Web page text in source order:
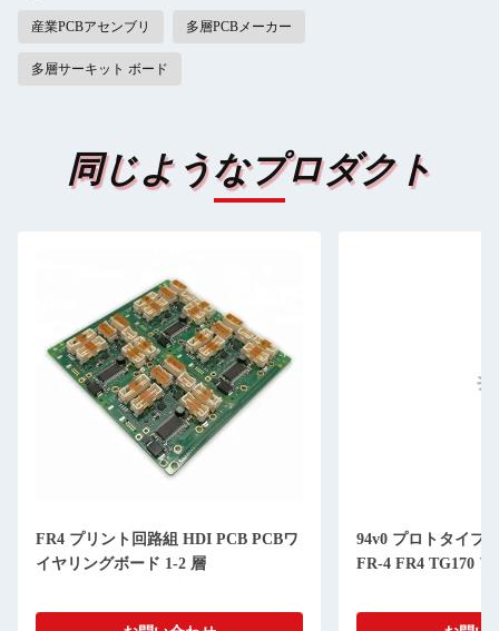
産業PCBアセンブリ 多層PCBメーカー
多層サーキット ボード
同じようなプロダクト
FR4 プリント回路組 HDI PCB PCBワ
イヤリングボード 1-2 層
94v0 プロトタイプ
FR-4 FR4 TG170 ア